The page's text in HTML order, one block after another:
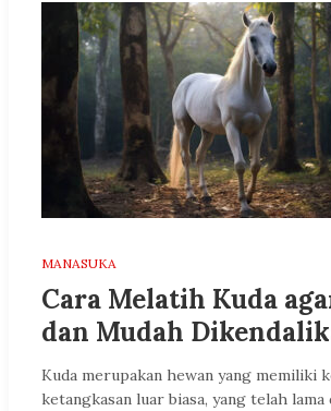
MANASUKA
Cara Melatih Kuda
dan Mudah
Kuda merupakan hewan yang memiliki
ketangkasan luar biasa, yang telah